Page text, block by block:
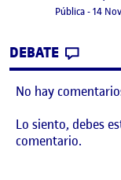
Visibilidad:
Pública-Fecha
14
DEBATE
No hay
Lo siento, debes
comentario.